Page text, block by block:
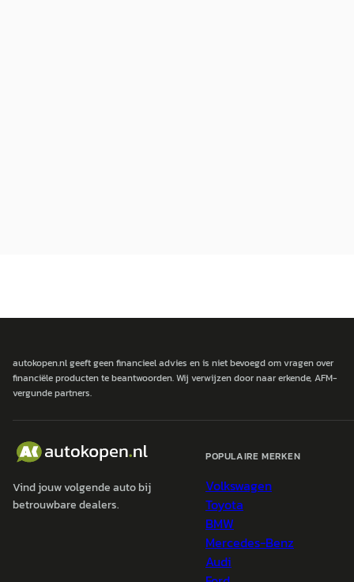
autokopen.nl geeft geen financieel advies en is niet bevoegd om vragen over
financiële producten te beantwoorden. Wij verwijzen door naar erkende, AFM-
vergunde partners.
Vind jouw volgende auto bij
betrouwbare dealers.
POPULAIRE MERKEN
Volkswagen
Toyota
BMW
Mercedes-Benz
Audi